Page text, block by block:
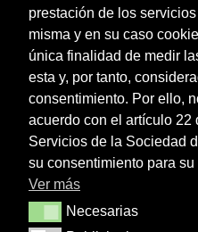
En Bufet Ferrer, nos
sucesión tranquila y sin
estará a tu lado,
cada etapa del proceso.
en Impuesto de
resolver tus dudas,
opciones y velar por tus
Si necesitas
Sucesiones en Barcelona,
prestación de los
misma y en su caso
única finalidad de medir
esta y, por tanto,
consentimiento. Por ello,
acuerdo con el artículo 22
Servicios de la Sociedad
su consentimiento para
Ver más
NecesariasNecesarias